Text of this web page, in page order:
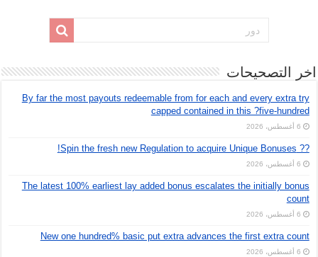
اخر التصحيحات
By far the most payouts redeemable from for each and every extra try
capped contained in this ?five-hundred
6 أغسطس، 2026
?? Spin the fresh new Regulation to acquire Unique Bonuses!
6 أغسطس، 2026
The latest 100% earliest lay added bonus escalates the initially bonus
count
6 أغسطس، 2026
New one hundred% basic put extra advances the first extra count
6 أغسطس، 2026